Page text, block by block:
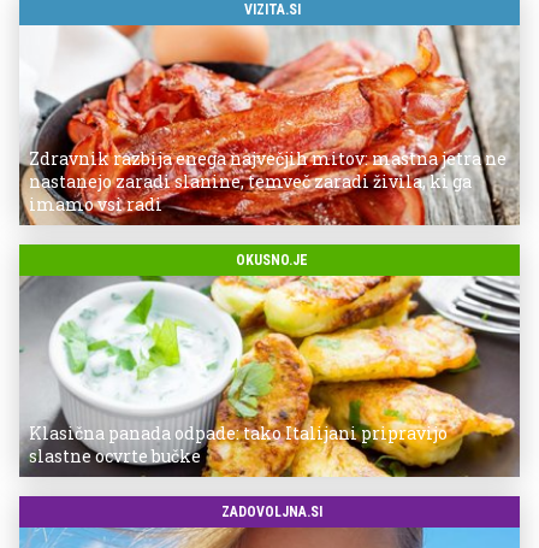
VIZITA.SI
Zdravnik razbija enega največjih mitov: mastna jetra ne
nastanejo zaradi slanine, temveč zaradi živila, ki ga
imamo vsi radi
OKUSNO.JE
Klasična panada odpade: tako Italijani pripravijo
slastne ocvrte bučke
ZADOVOLJNA.SI